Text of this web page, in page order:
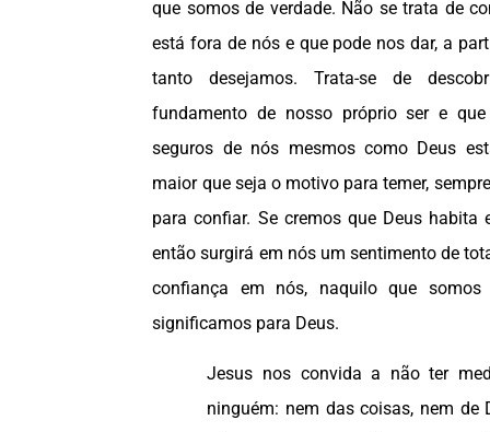
que somos de verdade. Não se trata de
está fora de nós e que pode nos dar, a
tanto desejamos. Trata-se de
fundamento de nosso próprio ser e
seguros de nós mesmos como Deus
maior que seja o motivo para temer,
para confiar. Se cremos que Deus habita
então surgirá em nós um sentimento de
confiança em nós, naquilo que
significamos para Deus.
Jesus nos convida a não ter
ninguém: nem das coisas, nem de